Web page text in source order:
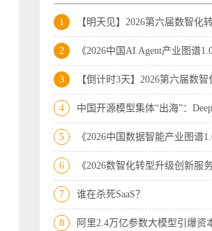
1 【明天见】2026第六届数智化
2 《2026中国AI Agent产业图谱
3 【倒计时3天】2026第六届数智
4 中国开源模型集体“出海”：
5 《2026中国数据智能产业图谱
6 《2026数智化转型升级创新服
7 谁在杀死SaaS？
8 阿里2.4万亿参数大模型引爆资